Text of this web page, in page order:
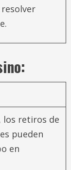
los retiros de
pueden
en